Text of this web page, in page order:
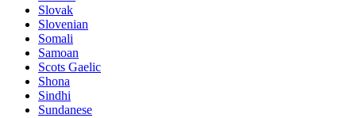
Slovak
Slovenian
Somali
Samoan
Scots Gaelic
Shona
Sindhi
Sundanese